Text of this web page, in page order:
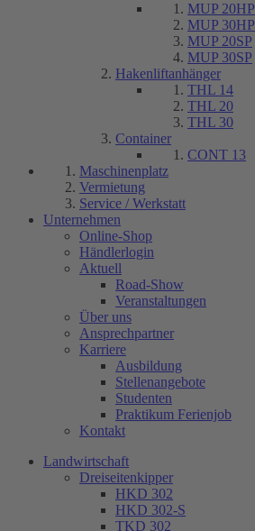
MUP 20HP
MUP 30HP
MUP 20SP
MUP 30SP
Hakenliftanhänger
THL 14
THL 20
THL 30
Container
CONT 13
Maschinenplatz
Vermietung
Service / Werkstatt
Unternehmen
Online-Shop
Händlerlogin
Aktuell
Road-Show
Veranstaltungen
Über uns
Ansprechpartner
Karriere
Ausbildung
Stellenangebote
Studenten
Praktikum Ferienjob
Kontakt
Landwirtschaft
Dreiseitenkipper
HKD 302
HKD 302-S
TKD 302